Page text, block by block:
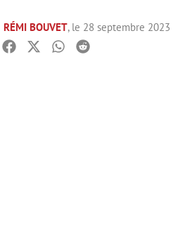
RÉMI BOUVET, le 28 septembre 2023
Facebook
TwitterWhatsapp
Reddit